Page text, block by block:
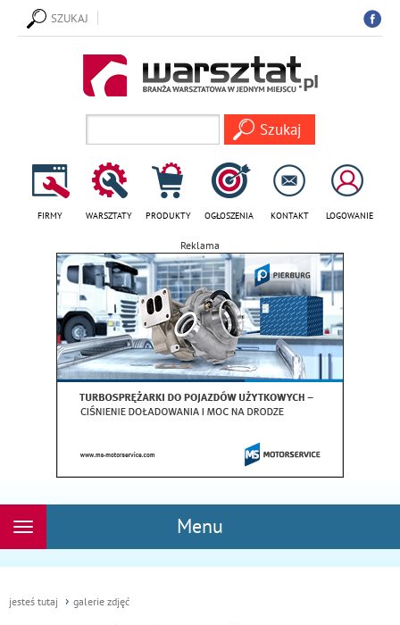
SZUKAJ
FIRMY WARSZTATY PRODUKTY OGŁOSZENIA KONTAKT LOGOWANIE
Reklama
Menu
Rozwiń
jesteś tutaj galerie zdjęć